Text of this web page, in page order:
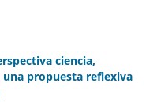
ciencia,
propuesta reflexiva